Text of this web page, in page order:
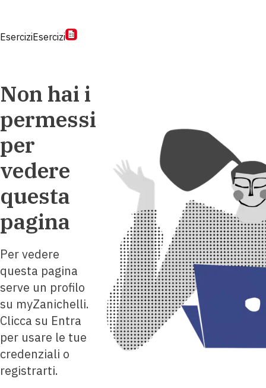
EserciziEsercizi
Non hai i
permessi
per
vedere
questa
pagina
Per vedere
questa pagina
serve un profilo
su myZanichelli.
Clicca su Entra
per usare le tue
credenziali o
registrarti.